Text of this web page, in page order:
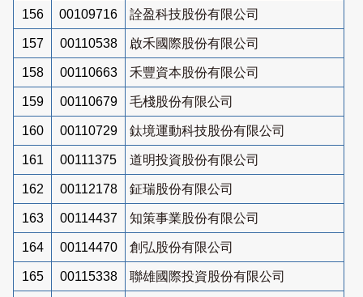
156 00109716 詮盈科技股份有限公司
157 00110538 啟禾國際股份有限公司
158 00110663 禾豐資本股份有限公司
159 00110679 毛棧股份有限公司
160 00110729 鈦境運動科技股份有限公司
161 00111375 道明投資股份有限公司
162 00112178 鉦瑞股份有限公司
163 00114437 知策事業股份有限公司
164 00114470 創弘股份有限公司
165 00115338 聯雄國際投資股份有限公司